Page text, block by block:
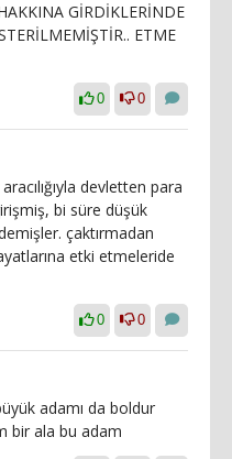
GİRDİKLERİNDE
ETME
0 0
devletten para
bi süre düşük
çaktırmadan
etki etmeleride
0 0
adamı da boldur
bir ala bu adam